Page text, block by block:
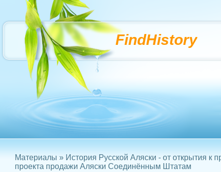
FindHistory
Материалы » История Русской Аляски - от открытия к
проекта продажи Аляски Соединённым Штатам